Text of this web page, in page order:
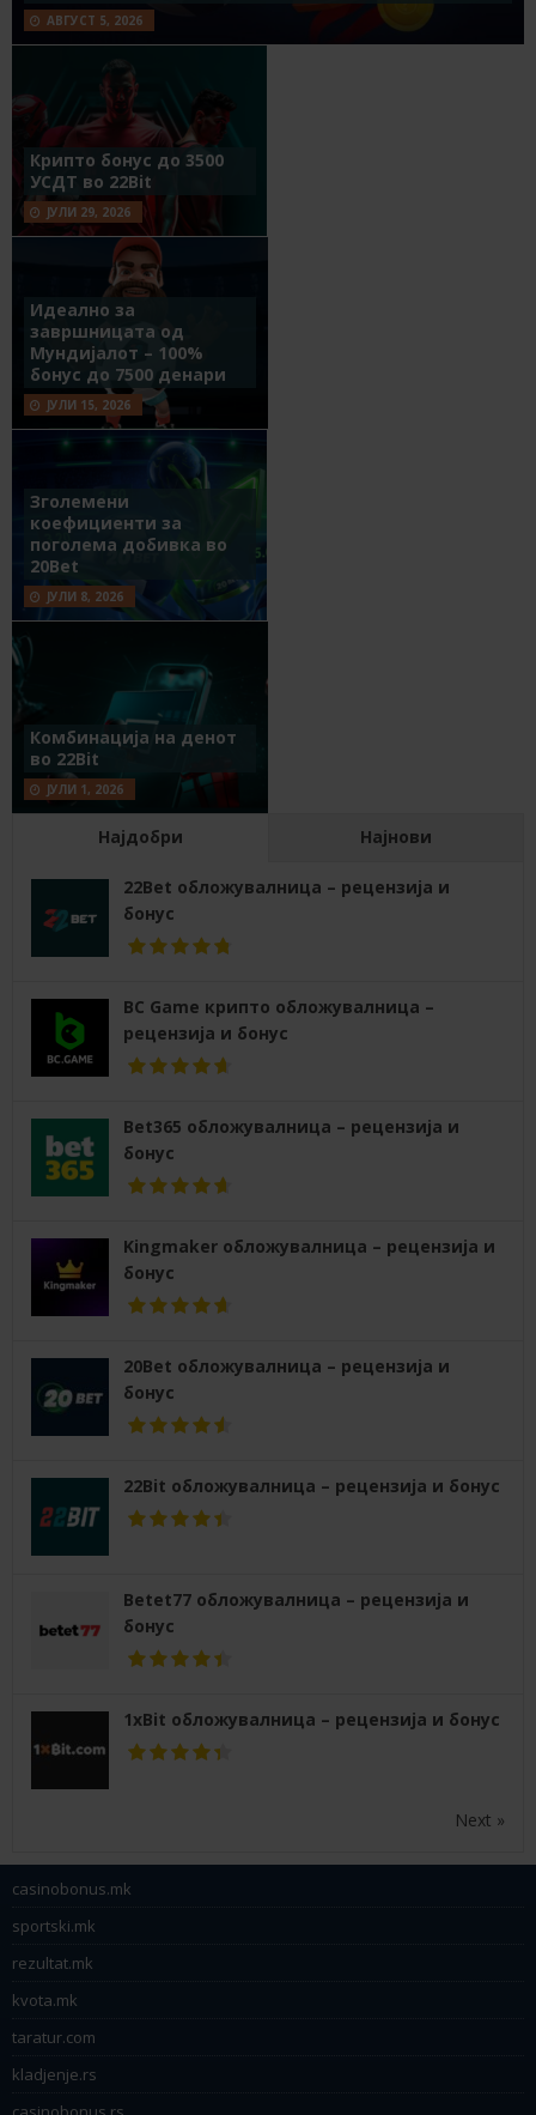
АВГУСТ 5, 2026
Крипто бонус до 3500
УСДТ во 22Bit
ЈУЛИ 29, 2026
Идеално за
завршницата од
Мундијалот – 100%
бонус до 7500 денари
ЈУЛИ 15, 2026
Зголемени
коефициенти за
поголема добивка во
20Bet
ЈУЛИ 8, 2026
Комбинација на денот
во 22Bit
ЈУЛИ 1, 2026
Најдобри Најнови
22Bet обложувалница – рецензија и
бонус
BC Game крипто обложувалница –
рецензија и бонус
Bet365 обложувалница – рецензија и
бонус
Kingmaker обложувалница – рецензија и
бонус
20Bet обложувалница – рецензија и
бонус
22Bit обложувалница – рецензија и бонус
Betet77 обложувалница – рецензија и
бонус
1xBit обложувалница – рецензија и бонус
Next »
casinobonus.mk
sportski.mk
rezultat.mk
kvota.mk
taratur.com
kladjenje.rs